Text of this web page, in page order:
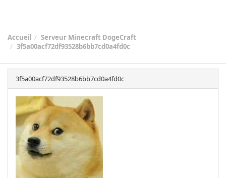
Accueil
Serveur Minecraft DogeCraft
3f5a00acf72df93528b6bb7cd0a4fd0c
3f5a00acf72df93528b6bb7cd0a4fd0c